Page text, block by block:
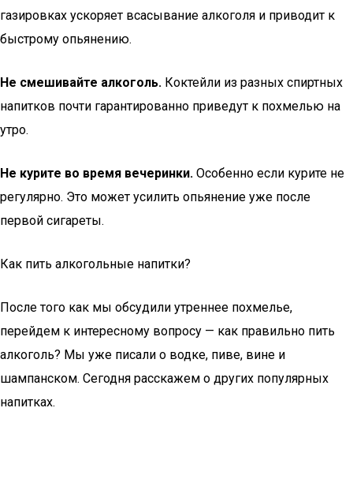
газировках ускоряет всасывание алкоголя и приводит к
быстрому опьянению.
Не смешивайте алкоголь. Коктейли из разных спиртных
напитков почти гарантированно приведут к похмелью на
утро.
Не курите во время вечеринки. Особенно если курите не
регулярно. Это может усилить опьянение уже после
первой сигареты.
Как пить алкогольные напитки?
После того как мы обсудили утреннее похмелье,
перейдем к интересному вопросу — как правильно пить
алкоголь? Мы уже писали о водке, пиве, вине и
шампанском. Сегодня расскажем о других популярных
напитках.